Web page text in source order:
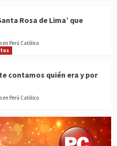
Rosa de Lima’ que
en Perú Católico
contamos quién era y por
en Perú Católico